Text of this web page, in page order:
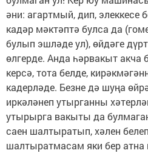
әни: агартмый, дип, элеккесе
кадәр мәктәптә булса да
булып эшләде ул), өйдәге
өлгерде. Анда һәрвакыт акча
керсә, тота белде,
кадерләде. Безне дә шуңа
иркәләнеп утырганны
утырырга вакыты да
саен шалтыратып, хәлен
шалтыратмасам яки бер